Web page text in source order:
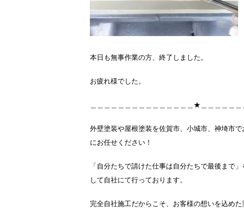
本日も無事作業の方、終了しました。
お疲れ様でした。
＿＿＿＿＿＿＿＿＿＿＿＿＿＿＿★＿＿＿＿＿＿
外壁塗装や屋根塗装を佐賀市、小城市、神埼市
にお任せください！
「自分たちで請けた仕事は自分たちで最後まで
して自社にて行っております。
完全自社施工だからこそ、お客様の想いを込め